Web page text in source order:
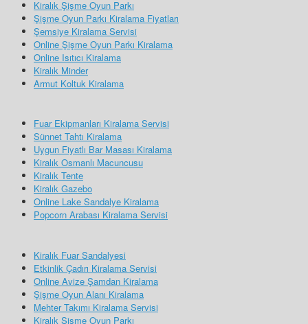
Kiralık Şişme Oyun Parkı
Şişme Oyun Parkı Kiralama Fiyatları
Şemsiye Kiralama Servisi
Online Şişme Oyun Parkı Kiralama
Online Isıtıcı Kiralama
Kiralık Minder
Armut Koltuk Kiralama
Fuar Ekipmanları Kiralama Servisi
Sünnet Tahtı Kiralama
Uygun Fiyatlı Bar Masası Kiralama
Kiralık Osmanlı Macuncusu
Kiralık Tente
Kiralık Gazebo
Online Lake Sandalye Kiralama
Popcorn Arabası Kiralama Servisi
Kiralık Fuar Sandalyesi
Etkinlik Çadırı Kiralama Servisi
Online Avize Şamdan Kiralama
Şişme Oyun Alanı Kiralama
Mehter Takımı Kiralama Servisi
Kiralık Şişme Oyun Parkı